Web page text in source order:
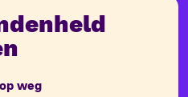
weg